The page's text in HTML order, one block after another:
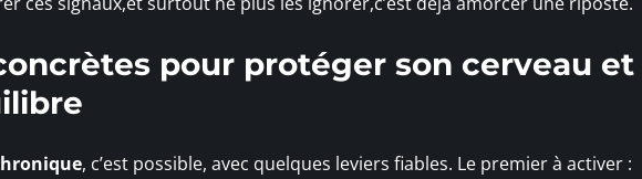
pour protéger son cerveau et
, c’est possible, avec quelques leviers fiables. Le premier à activer :